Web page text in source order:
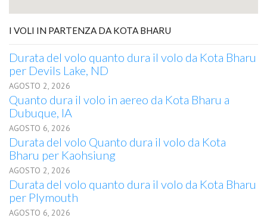
I VOLI IN PARTENZA DA KOTA BHARU
Durata del volo quanto dura il volo da Kota Bharu
per Devils Lake, ND
AGOSTO 2, 2026
Quanto dura il volo in aereo da Kota Bharu a
Dubuque, IA
AGOSTO 6, 2026
Durata del volo Quanto dura il volo da Kota
Bharu per Kaohsiung
AGOSTO 2, 2026
Durata del volo quanto dura il volo da Kota Bharu
per Plymouth
AGOSTO 6, 2026